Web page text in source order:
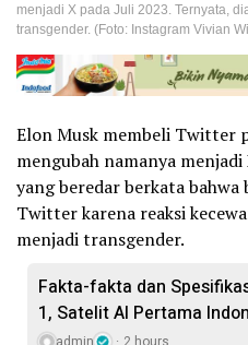
menjadi X pada Juli 2023. Ternyata,
transgender. (Foto: Instagram Vivian
Elon Musk membeli Twitter
mengubah namanya
yang beredar berkata bahwa
Twitter karena reaksi
menjadi transgender.
Fakta-fakta dan
1, Satelit AI Pertama